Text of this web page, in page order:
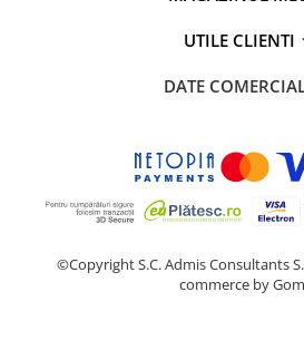
UTILE CLIENTI
DATE
©Copyright S.C. Admis Consultants
commerce by